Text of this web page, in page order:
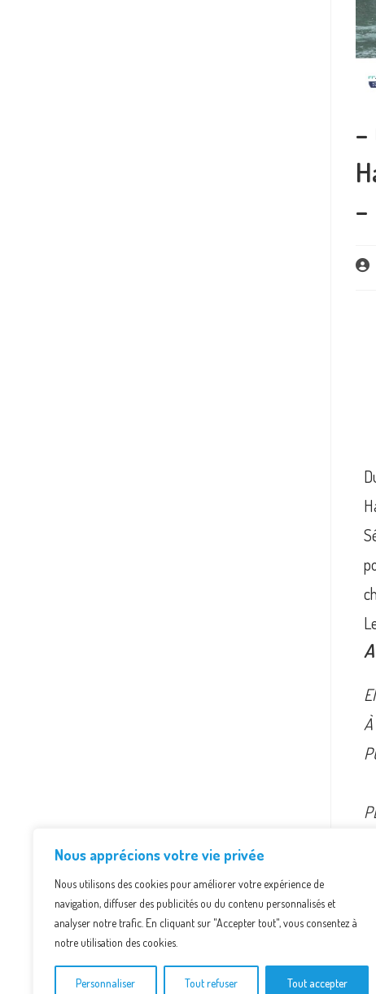
Nous apprécions votre vie privée
Nous utilisons des cookies pour améliorer votre expérience de
navigation, diffuser des publicités ou du contenu personnalisés et
analyser notre trafic. En cliquant sur "Accepter tout", vous consentez à
notre utilisation des cookies.
Personnaliser Tout refuser Tout accepter
–
À